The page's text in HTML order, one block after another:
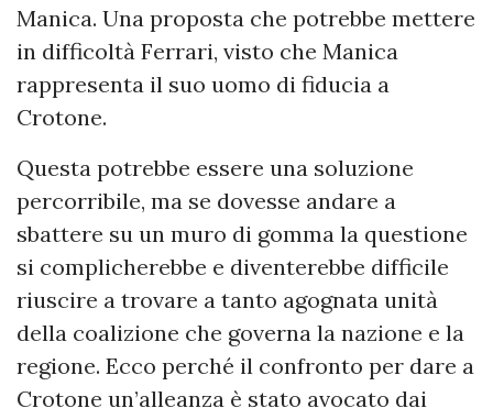
Manica. Una proposta che potrebbe mettere
in difficoltà Ferrari, visto che Manica
rappresenta il suo uomo di fiducia a
Crotone.
Questa potrebbe essere una soluzione
percorribile, ma se dovesse andare a
sbattere su un muro di gomma la questione
si complicherebbe e diventerebbe difficile
riuscire a trovare a tanto agognata unità
della coalizione che governa la nazione e la
regione. Ecco perché il confronto per dare a
Crotone un’alleanza è stato avocato dai